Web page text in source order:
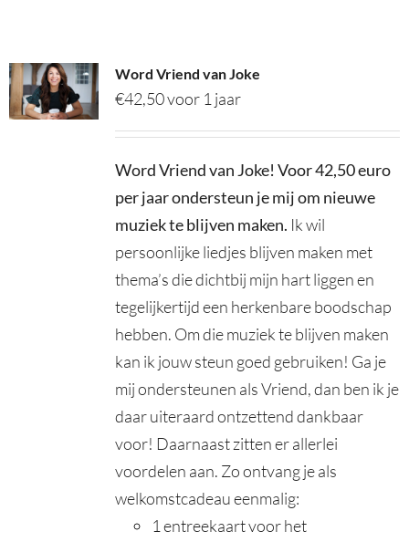
Word Vriend van Joke
€42,50voor 1 jaar
Word Vriend van Joke! Voor 42,50 euro
per jaar ondersteun je mij om nieuwe
muziek te blijven maken. Ik wil
persoonlijke liedjes blijven maken met
thema’s die dichtbij mijn hart liggen en
tegelijkertijd een herkenbare boodschap
hebben. Om die muziek te blijven maken
kan ik jouw steun goed gebruiken! Ga je
mij ondersteunen als Vriend, dan ben ik je
daar uiteraard ontzettend dankbaar
voor! Daarnaast zitten er allerlei
voordelen aan. Zo ontvang je als
welkomstcadeau eenmalig:
1 entreekaart voor het